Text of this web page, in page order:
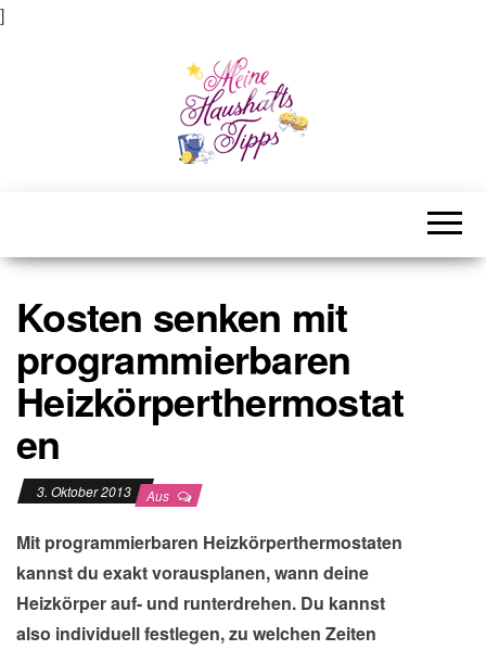
]
Kosten senken mit
programmierbaren
Heizkörperthermostat
en
3. Oktober 2013 Aus
Mit programmierbaren Heizkörperthermostaten
kannst du exakt vorausplanen, wann deine
Heizkörper auf- und runterdrehen. Du kannst
also individuell festlegen, zu welchen Zeiten